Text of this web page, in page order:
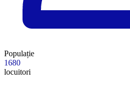
Populație
1680
locuitori